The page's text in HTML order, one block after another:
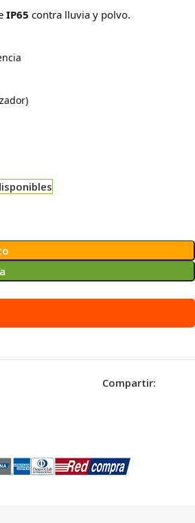
IP65 contra lluvia y polvo.
Compartir: